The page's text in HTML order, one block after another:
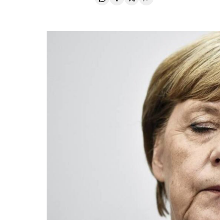
Compartir en Whatsapp
Compartir en Facebook
Compartir en Twitter
Desplegar Redes